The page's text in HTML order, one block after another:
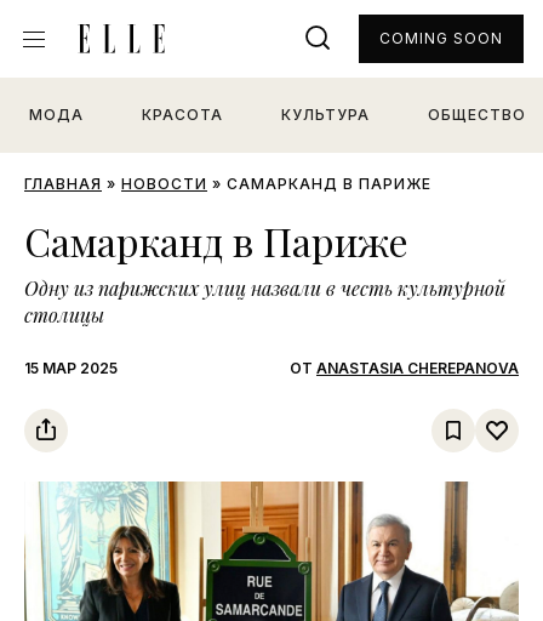
МОДА КРАСОТА КУЛЬТУРА ОБЩЕСТВО
COMING SOON
ГЛАВНАЯ » НОВОСТИ » САМАРКАНД В ПАРИЖЕ
Самарканд в Париже
Одну из парижских улиц назвали в честь культурной
столицы
15 МАР 2025 ОТ ANASTASIA CHEREPANOVA